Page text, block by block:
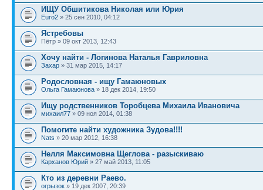
ИЩУ Обшитикова Николая или Юрия
Euro2 » 25 сен 2010, 04:12
Ястребовы
Пётр » 09 окт 2013, 12:43
Хочу найти - Логинова Наталья Гавриловна
Захар » 31 мар 2015, 14:17
Родословная - ищу Гамаюновых
Ольга Гамаюнова » 18 дек 2014, 19:50
Ищу родственников Торобцева Михаила Ивановича
михаил77 » 09 ноя 2014, 01:38
Помогите найти художника Зудова!!!!
Nats » 20 мар 2012, 16:38
Нелля Максимовна Щеглова - разыскиваю
Карханов Юрий » 27 май 2013, 11:05
Кто из деревни Раево.
огрызок » 19 дек 2007, 20:39